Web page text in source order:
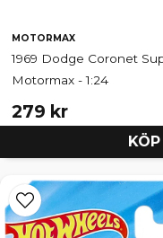
MOTORMAX
1969 Dodge Coronet
Motormax - 1:24
279 kr
KÖP